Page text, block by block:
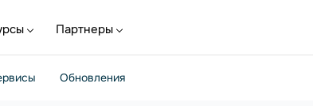
Партнеры
Обновления